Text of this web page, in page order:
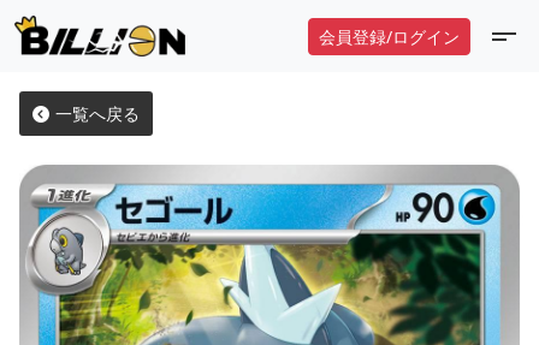
会員登録/ログイン
一覧へ戻る